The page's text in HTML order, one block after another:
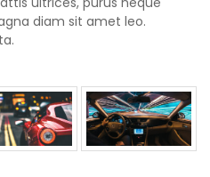
diam sit amet leo.